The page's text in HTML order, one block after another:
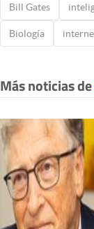
Bill Gates
Biología
Más noticias de